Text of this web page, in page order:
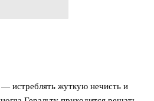
— истреблять жуткую нечисть и